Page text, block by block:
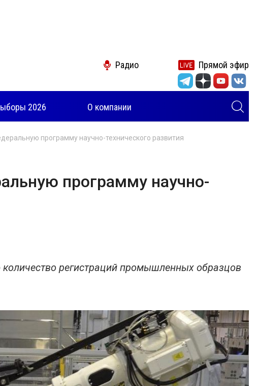
Радио Прямой эфир
2026 О компании
программу научно-технического развития
программу научно-
регистраций промышленных образцов